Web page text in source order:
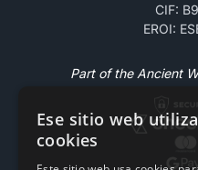
CIF:
EROI:
Part of the Ancient
Ese sitio web utiliza
cookies